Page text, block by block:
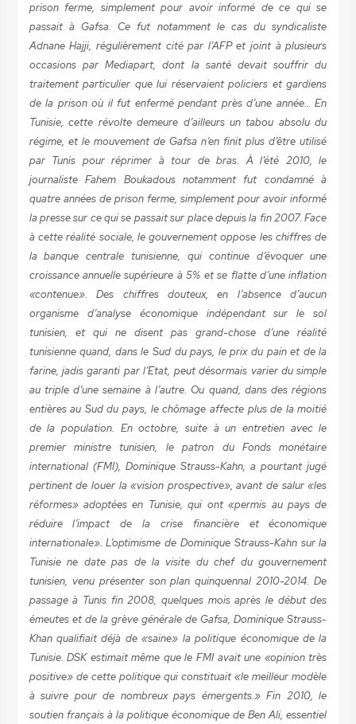
prison ferme, simplement pour avoir informé de ce qui se
passait à Gafsa. Ce fut notamment le cas du syndicaliste
Adnane Hajji, régulièrement cité par l’AFP et joint à plusieurs
occasions par Mediapart, dont la santé devait souffrir du
traitement particulier que lui réservaient policiers et gardiens
de la prison où il fut enfermé pendant près d’une année… En
Tunisie, cette révolte demeure d’ailleurs un tabou absolu du
régime, et le mouvement de Gafsa n’en finit plus d’être utilisé
par Tunis pour réprimer à tour de bras. À l’été 2010, le
journaliste Fahem Boukadous notamment fut condamné à
quatre années de prison ferme, simplement pour avoir informé
la presse sur ce qui se passait sur place depuis la fin 2007. Face
à cette réalité sociale, le gouvernement oppose les chiffres de
la banque centrale tunisienne, qui continue d’évoquer une
croissance annuelle supérieure à 5% et se flatte d’une inflation
«contenue». Des chiffres douteux, en l’absence d’aucun
organisme d’analyse économique indépendant sur le sol
tunisien, et qui ne disent pas grand-chose d’une réalité
tunisienne quand, dans le Sud du pays, le prix du pain et de la
farine, jadis garanti par l’Etat, peut désormais varier du simple
au triple d’une semaine à l’autre. Ou quand, dans des régions
entières au Sud du pays, le chômage affecte plus de la moitié
de la population. En octobre, suite à un entretien avec le
premier ministre tunisien, le patron du Fonds monétaire
international (FMI), Dominique Strauss-Kahn, a pourtant jugé
pertinent de louer la «vision prospective», avant de salur «les
réformes» adoptées en Tunisie, qui ont «permis au pays de
réduire l’impact de la crise financière et économique
internationale». L’optimisme de Dominique Strauss-Kahn sur la
Tunisie ne date pas de la visite du chef du gouvernement
tunisien, venu présenter son plan quinquennal 2010-2014. De
passage à Tunis fin 2008, quelques mois après le début des
émeutes et de la grève générale de Gafsa, Dominique Strauss-
Khan qualifiait déjà de «saine» la politique économique de la
Tunisie. DSK estimait même que le FMI avait une «opinion très
positive» de cette politique qui constituait «le meilleur modèle
à suivre pour de nombreux pays émergents.» Fin 2010, le
soutien français à la politique économique de Ben Ali, essentiel